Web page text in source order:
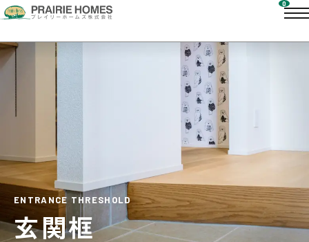
ENTRANCE THRESHOLD
玄関框